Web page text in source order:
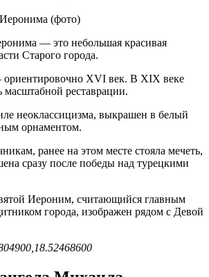
— это небольшая красивая
Старого города.
XVI век. В XIX веке
масштабной реставрации.
неоклассицизма, выкрашен в белый
орнаментом.
ранее на этом месте стояла мечеть,
сразу после победы над турецкими
Иероним, считающийся главным
города, изображен рядом с Девой